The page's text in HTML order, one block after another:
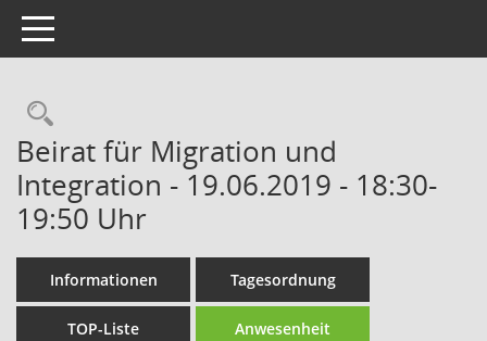
Toggle navigation
Rechercheauswahl
Beirat für Migration und
Integration - 19.06.2019 - 18:30-
19:50 Uhr
Informationen Tagesordnung
TOP-Liste Anwesenheit